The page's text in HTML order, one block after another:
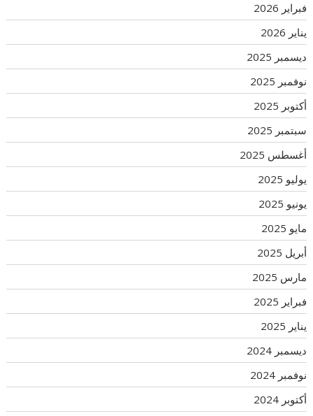
فبراير 2026
يناير 2026
ديسمبر 2025
نوفمبر 2025
أكتوبر 2025
سبتمبر 2025
أغسطس 2025
يوليو 2025
يونيو 2025
مايو 2025
أبريل 2025
مارس 2025
فبراير 2025
يناير 2025
ديسمبر 2024
نوفمبر 2024
أكتوبر 2024